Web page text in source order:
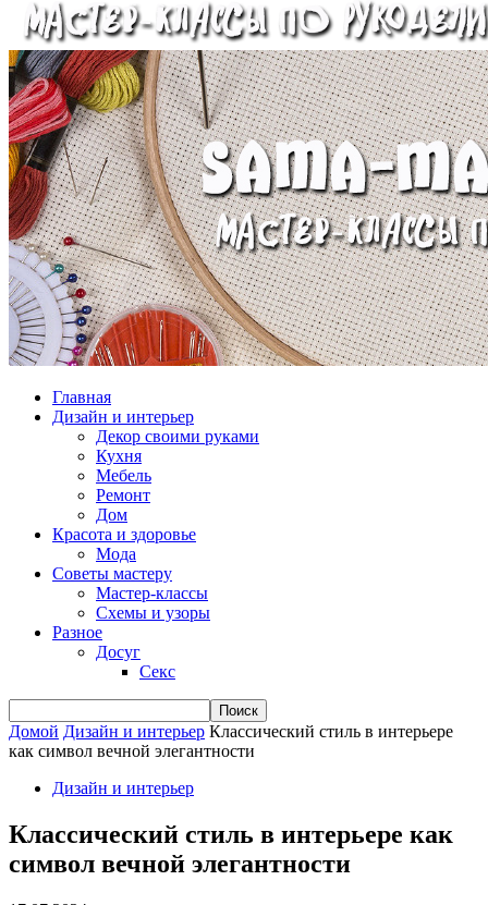
Главная
Дизайн и интерьер
Декор своими руками
Кухня
Мебель
Ремонт
Дом
Красота и здоровье
Мода
Советы мастеру
Мастер-классы
Схемы и узоры
Разное
Досуг
Секс
Домой Дизайн и интерьер Классический стиль в интерьере
как символ вечной элегантности
Дизайн и интерьер
Классический стиль в интерьере как
символ вечной элегантности